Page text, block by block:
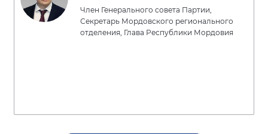
Член Генерального совета Партии,
Секретарь Мордовского регионального
отделения, Глава Республики Мордовия